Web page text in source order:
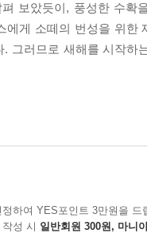
보았듯이, 풍성한 수확
에게 소떼의 번성을 위
. 그러므로 새해를 시작
하여 YES포인트 3만원을 드
성 시 일반회원 300원, 마니